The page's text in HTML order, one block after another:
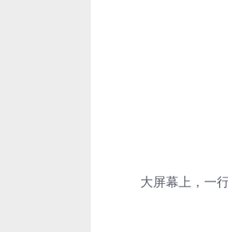
大屏幕上，一行